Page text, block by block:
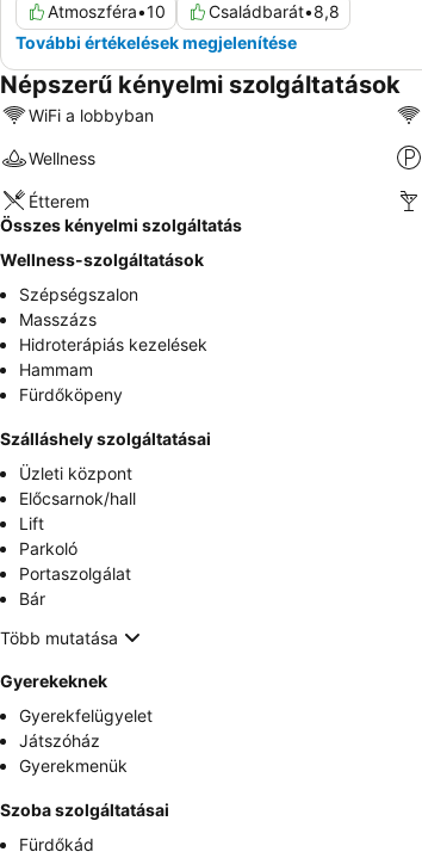
Atmoszféra•10 Családbarát•8,8
További értékelések megjelenítése
Népszerű kényelmi szolgáltatások
WiFi a lobbyban
Wellness
Étterem
Összes kényelmi szolgáltatás
Wellness-szolgáltatások
Szépségszalon
Masszázs
Hidroterápiás kezelések
Hammam
Fürdőköpeny
Szálláshely szolgáltatásai
Üzleti központ
Előcsarnok/hall
Lift
Parkoló
Portaszolgálat
Bár
Több mutatása
Gyerekeknek
Gyerekfelügyelet
Játszóház
Gyerekmenük
Szoba szolgáltatásai
Fürdőkád